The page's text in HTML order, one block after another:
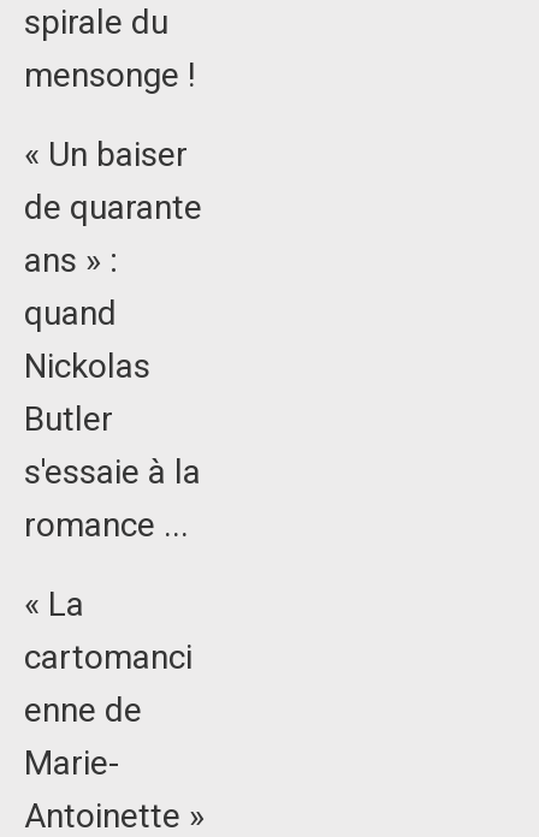
spirale du
mensonge !
« Un baiser
de quarante
ans » :
quand
Nickolas
Butler
s'essaie à la
romance ...
« La
cartomanci
enne de
Marie-
Antoinette »